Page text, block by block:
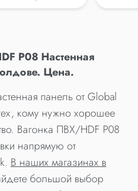
P08 Настенная
Цена.
панель от Global
кому нужно хорошее
Вагонка ПВХ/HDF P08
напрямую от
В наших магазинах в
большой выбор